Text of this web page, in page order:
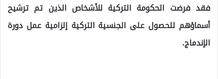
فقد فرضت الحكومة التركية للأشخاص الذين تم ترشيح
أسماؤهم للحصول على الجنسية التركية إلزامية عمل دورة
الإندماج.